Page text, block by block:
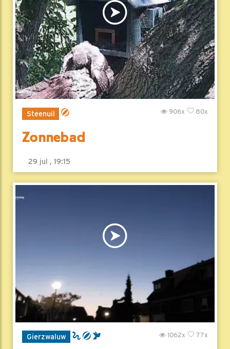
Steenuil 80x
906x
Zonnebad
29 jul , 19:15
Gierzwaluw 77x
1062x